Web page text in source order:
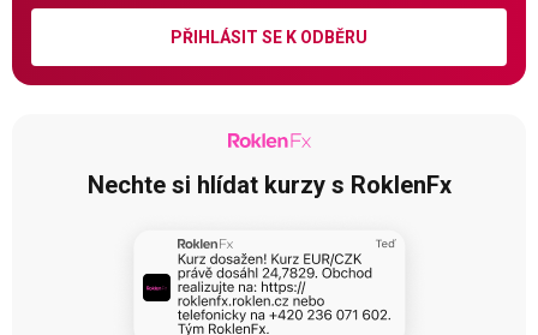
PŘIHLÁSIT SE K ODBĚRU
Nechte si hlídat kurzy s RoklenFx